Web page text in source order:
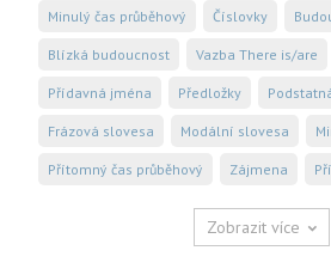
Minulý čas průběhový Číslovky
Blízká budoucnost Vazba There is/are
Přídavná jména Předložky
Frázová slovesa Modální slovesa
Přítomný čas průběhový Zájmena
Zobrazit více